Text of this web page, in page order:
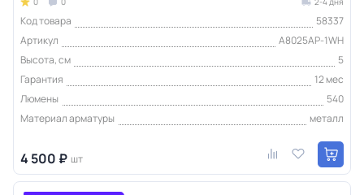
Код товара
58337
Артикул
A8025AP-1WH
Высота, см
5
Гарантия
12 мес
Люмены
540
Материал арматуры
металл
4 500 ₽ шт